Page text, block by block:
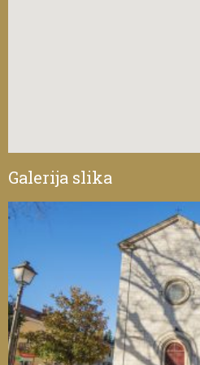
Galerija slika